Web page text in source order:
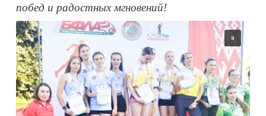
побед и радостных мгновений!